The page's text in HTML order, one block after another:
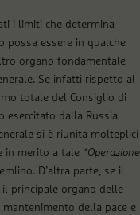
i limiti che determina
possa essere in qualche
organo fondamentale
Se infatti rispetto al
totale del Consiglio di
esercitato dalla Russia
si è riunita molteplici
in merito a tale “Operazione
D’altra parte, se il
il principale organo delle
della pace e